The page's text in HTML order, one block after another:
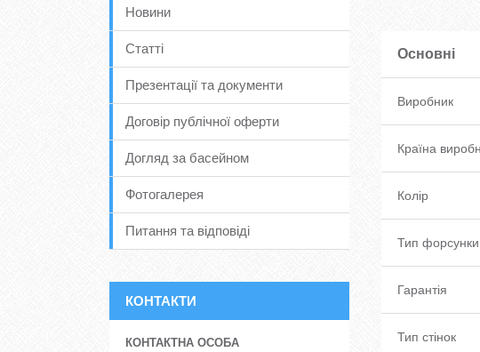
Основні
Виробник
Країна
Колір
Тип форсунки
Гарантія
Тип стінок
Новини
Статті
Презентації та документи
Договір публічної оферти
Догляд за басейном
Фотогалерея
Питання та відповіді
КОНТАКТИ